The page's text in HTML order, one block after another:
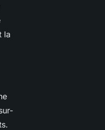
la